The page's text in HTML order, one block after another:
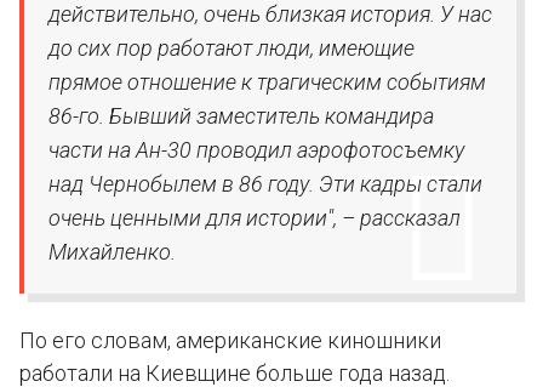
действительно, очень близкая история. У нас
до сих пор работают люди, имеющие
прямое отношение к трагическим событиям
86-го. Бывший заместитель командира
части на Ан-30 проводил аэрофотосъемку
над Чернобылем в 86 году. Эти кадры стали
очень ценными для истории", – рассказал
Михайленко.
По его словам, американские киношники
работали на Киевщине больше года назад.